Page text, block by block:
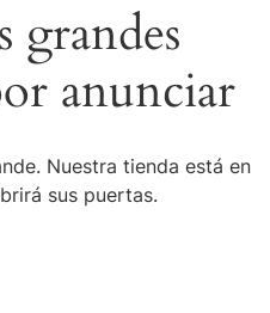
grandes
anunciar
Nuestra tienda está en
sus puertas.